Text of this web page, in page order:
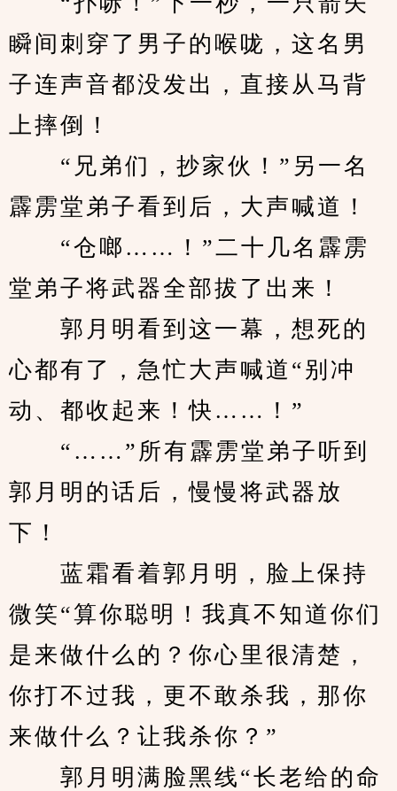
瞬间刺穿了男子的喉咙，这名男
子连声音都没发出，直接从马背
上摔倒！
“兄弟们，抄家伙！”另一名
霹雳堂弟子看到后，大声喊道！
“仓啷……！”二十几名霹雳
堂弟子将武器全部拔了出来！
郭月明看到这一幕，想死的
心都有了，急忙大声喊道“别冲
动、都收起来！快……！”
“……”所有霹雳堂弟子听到
郭月明的话后，慢慢将武器放
下！
蓝霜看着郭月明，脸上保持
微笑“算你聪明！我真不知道你们
是来做什么的？你心里很清楚，
你打不过我，更不敢杀我，那你
来做什么？让我杀你？”
郭月明满脸黑线“长老给的命